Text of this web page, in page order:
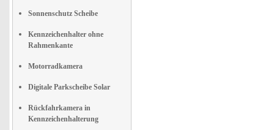
Sonnenschutz Scheibe
Kennzeichenhalter ohne
Rahmenkante
Motorradkamera
Digitale Parkscheibe Solar
Rückfahrkamera in
Kennzeichenhalterung